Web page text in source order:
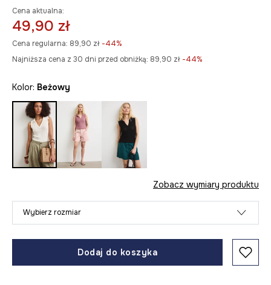
Cena aktualna:
49,90 zł
Cena regularna: 89,90 zł -44%
Najniższa cena z 30 dni przed obniżką: 89,90 zł -44%
Kolor: beżowy
Zobacz wymiary produktu
Wybierz rozmiar
Dodaj do koszyka